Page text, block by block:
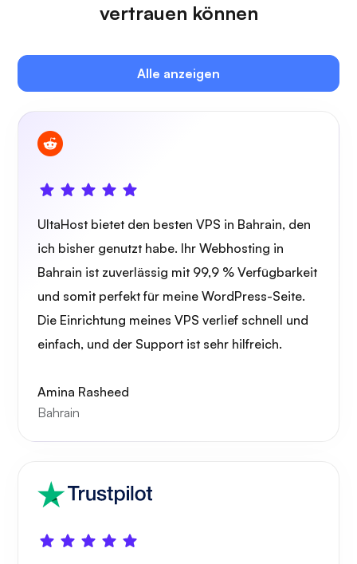
Wireguard
Röntgen
vertrauen können
Alle anzeigen
UltaHost bietet den besten VPS in Bahrain, den
ich bisher genutzt habe. Ihr Webhosting in
Bahrain ist zuverlässig mit 99,9 % Verfügbarkeit
und somit perfekt für meine WordPress-Seite.
Die Einrichtung meines VPS verlief schnell und
einfach, und der Support ist sehr hilfreich.
Amina Rasheed
Bahrain